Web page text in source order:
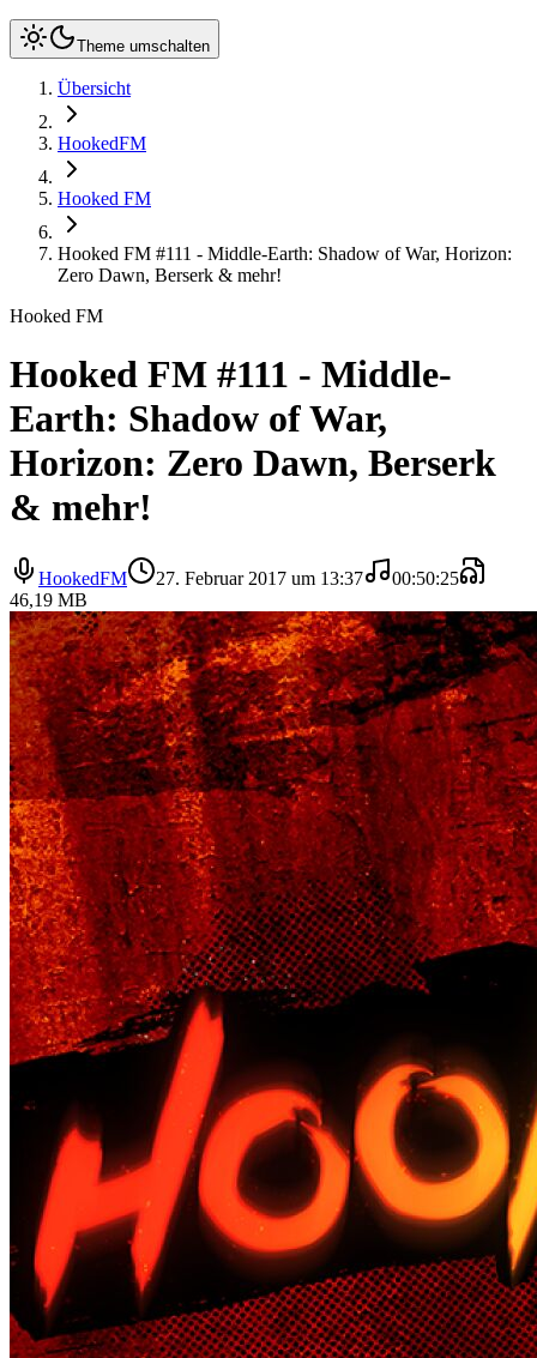
Theme umschalten
Übersicht
HookedFM
Hooked FM
Hooked FM #111 - Middle-Earth: Shadow of War, Horizon:
Zero Dawn, Berserk & mehr!
Hooked FM
Hooked FM #111 - Middle-
Earth: Shadow of War,
Horizon: Zero Dawn, Berserk
& mehr!
HookedFM 27. Februar 2017 um 13:37
00:50:25
46,19 MB